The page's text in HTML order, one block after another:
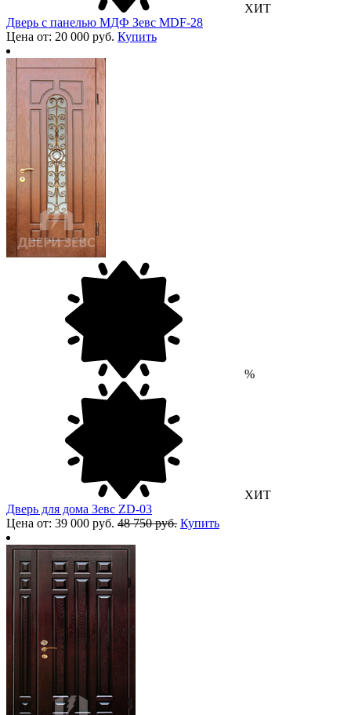
ХИТ
Дверь с панелью МДФ Зевс MDF-28
Цена от: 20 000 руб. Купить
%
ХИТ
Дверь для дома Зевс ZD-03
Цена от: 39 000 руб. 48 750 руб. Купить